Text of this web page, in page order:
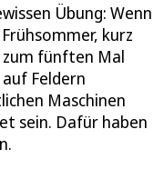
Übung: Wenn
kurz
fünften Mal
Feldern
Maschinen
sein. Dafür haben